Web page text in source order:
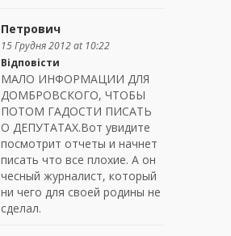
Петрович
15 Грудня 2012 at 10:22
Відповісти
МАЛО ИНФОРМАЦИИ ДЛЯ
ДОМБРОВСКОГО, ЧТОБЫ
ПОТОМ ГАДОСТИ ПИСАТЬ
О ДЕПУТАТАХ.Вот увидите
посмотрит отчеты и начнет
писать что все плохие. А он
чесный журналист, который
ни чего для своей родины не
сделал.